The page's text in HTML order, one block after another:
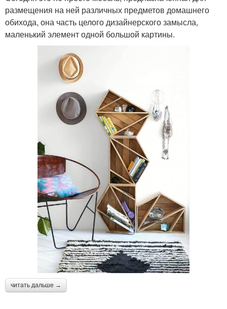
размещения на ней различных предметов домашнего
обихода, она часть целого дизайнерского замысла,
маленький элемент одной большой картины.
читать дальше →